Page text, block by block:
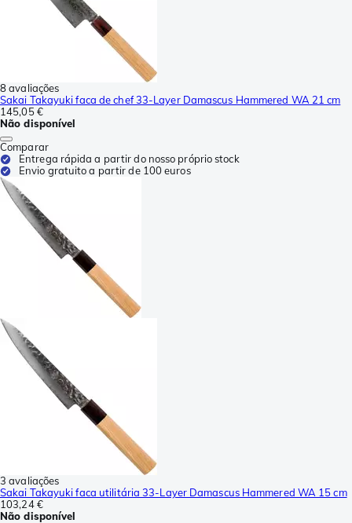
8 avaliações
Sakai Takayuki faca de chef 33-Layer Damascus Hammered WA 21 cm
145,05 €
Não disponível
Comparar
Entrega rápida a partir do nosso próprio stock
Envio gratuito a partir de 100 euros
3 avaliações
Sakai Takayuki faca utilitária 33-Layer Damascus Hammered WA 15 cm
103,24 €
Não disponível